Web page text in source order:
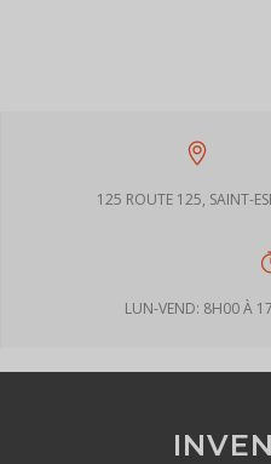
125 ROUTE 125, SAINT-
LUN-VEND: 8H00 À